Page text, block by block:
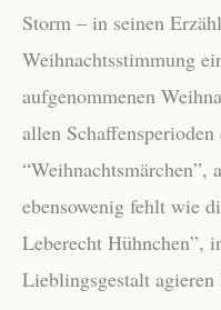
Storm – in seinen
Weihnachtsstimmung
aufgenommenen
allen
“Weihnachtsmärchen”,
ebensowenig fehlt wie
Leberecht Hühnchen”,
Lieblingsgestalt